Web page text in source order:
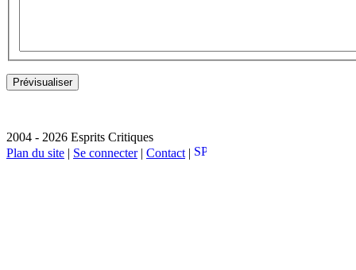
2004 - 2026 Esprits Critiques
Plan du site | Se connecter| Contact |